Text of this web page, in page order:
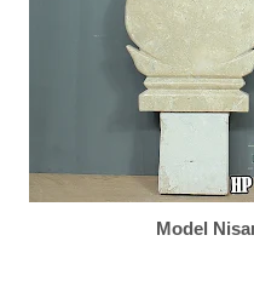
Model